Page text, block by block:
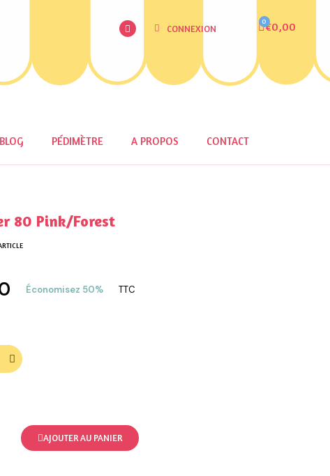
CONNEXION €0,00
BLOG PÉDIMÈTRE A PROPOS CONTACT
80 Pink/Forest
Économisez 50% TTC
AJOUTER AU PANIER